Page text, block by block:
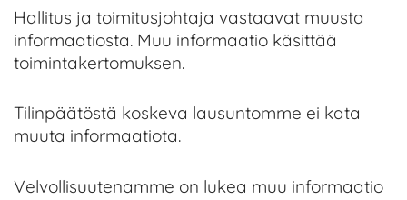
Hallitus ja toimitusjohtaja vastaavat muusta
informaatiosta. Muu informaatio käsittää
toimintakertomuksen.
Tilinpäätöstä koskeva lausuntomme ei kata
muuta informaatiota.
Velvollisuutenamme on lukea muu informaatio